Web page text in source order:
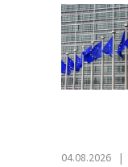
04.08.2026